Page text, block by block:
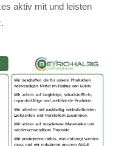
aktiv mit und leisten